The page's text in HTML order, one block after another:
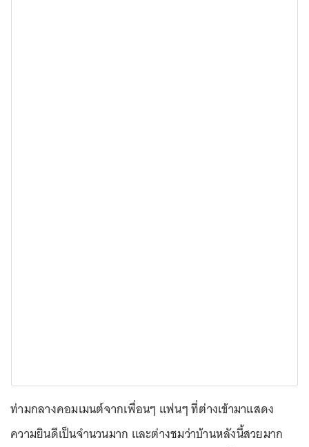
ท่ามกลางคอมเมนต์จากเพื่อนๆ แฟนๆ ที่ต่างเข้ามาแสดง
ความยินดีเป็นจำนวนมาก และต่างชมว่าบ้านหลังนี้สวยมาก